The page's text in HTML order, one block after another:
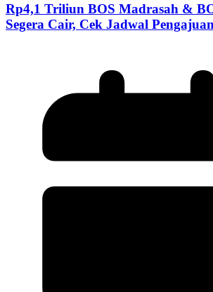
Rp4,1 Triliun BOS Madrasah &
Segera Cair, Cek Jadwal